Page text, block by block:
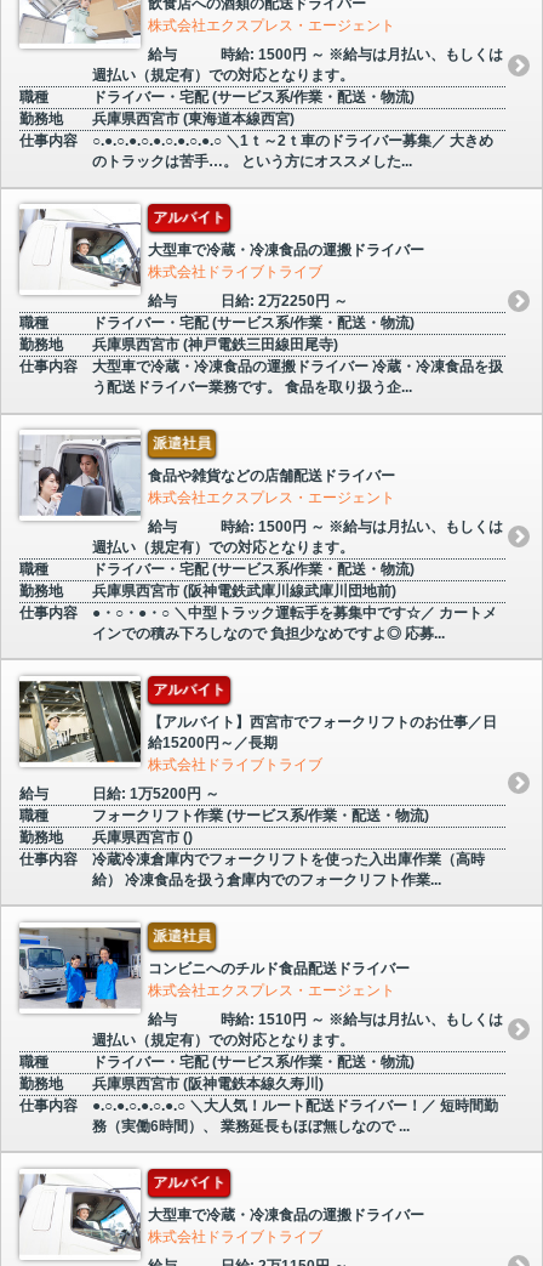
飲食店への酒類の配送ドライバー
株式会社エクスプレス・エージェント
給与
時給: 1500円 ～ ※給与は月払い、もしくは
週払い（規定有）での対応となります。
職種
ドライバー・宅配 (サービス系/作業・配送・物流)
勤務地
兵庫県西宮市 (東海道本線西宮)
仕事内容
○.●.○.●.○.●.○.●.○.●.○ ＼1ｔ～2ｔ車のドライバー募集／ 大きめ
のトラックは苦手…。 という方にオススメした...
アルバイト
大型車で冷蔵・冷凍食品の運搬ドライバー
株式会社ドライブトライブ
給与
日給: 2万2250円 ～
職種
ドライバー・宅配 (サービス系/作業・配送・物流)
勤務地
兵庫県西宮市 (神戸電鉄三田線田尾寺)
仕事内容
大型車で冷蔵・冷凍食品の運搬ドライバー 冷蔵・冷凍食品を扱
う配送ドライバー業務です。 食品を取り扱う企...
派遣社員
食品や雑貨などの店舗配送ドライバー
株式会社エクスプレス・エージェント
給与
時給: 1500円 ～ ※給与は月払い、もしくは
週払い（規定有）での対応となります。
職種
ドライバー・宅配 (サービス系/作業・配送・物流)
勤務地
兵庫県西宮市 (阪神電鉄武庫川線武庫川団地前)
仕事内容
●・○・●・○ ＼中型トラック運転手を募集中です☆／ カートメ
インでの積み下ろしなので 負担少なめですよ◎ 応募...
アルバイト
【アルバイト】西宮市でフォークリフトのお仕事／日
給15200円～／長期
株式会社ドライブトライブ
給与
日給: 1万5200円 ～
職種
フォークリフト作業 (サービス系/作業・配送・物流)
勤務地
兵庫県西宮市 ()
仕事内容
冷蔵冷凍倉庫内でフォークリフトを使った入出庫作業（高時
給） 冷凍食品を扱う倉庫内でのフォークリフト作業...
派遣社員
コンビニへのチルド食品配送ドライバー
株式会社エクスプレス・エージェント
給与
時給: 1510円 ～ ※給与は月払い、もしくは
週払い（規定有）での対応となります。
職種
ドライバー・宅配 (サービス系/作業・配送・物流)
勤務地
兵庫県西宮市 (阪神電鉄本線久寿川)
仕事内容
●.○.●.○.●.○.●.○ ＼大人気！ルート配送ドライバー！／ 短時間勤
務（実働6時間）、 業務延長もほぼ無しなので ...
アルバイト
大型車で冷蔵・冷凍食品の運搬ドライバー
株式会社ドライブトライブ